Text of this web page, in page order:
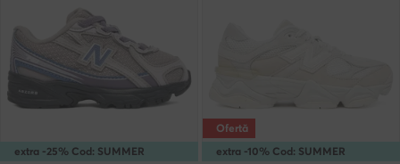
extra -25% Cod: SUMMER extra -10% Cod: SUMMER
Ofertă